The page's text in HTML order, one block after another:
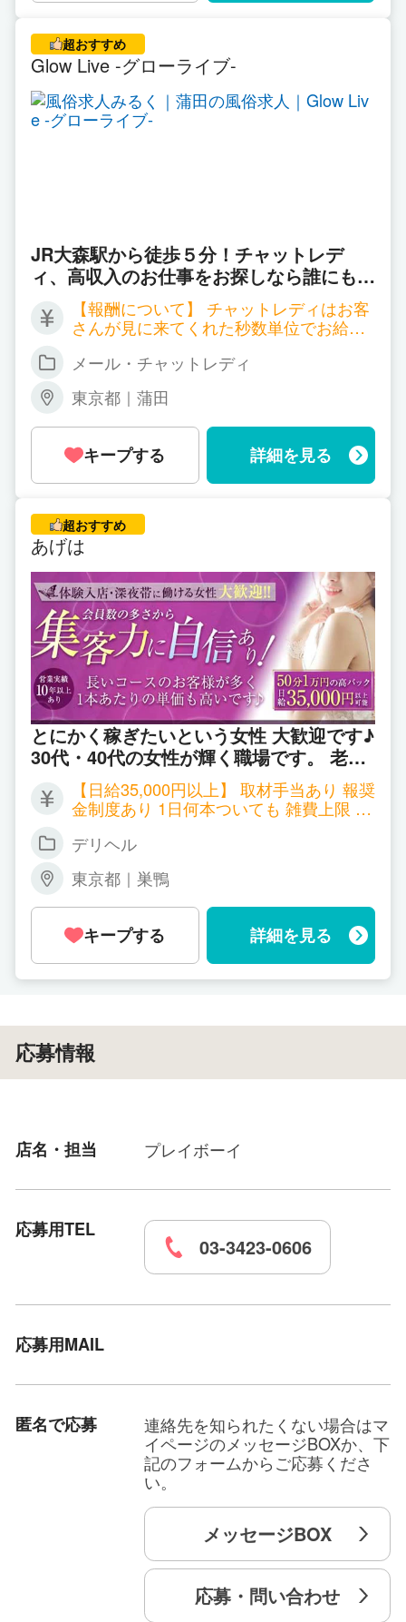
超おすすめ
Glow Live -グローライブ-
JR大森駅から徒歩５分！チャットレデ
ィ、高収入のお仕事をお探しなら誰にもバ
レずにはじめられる！ ルーム通勤/自宅ど
ちらも対応致します。高収入バイトで充実
のプライベート♪
【報酬について】 チャットレディはお客
さんが見に来てくれた秒数単位でお給料
に報酬も違ってくるのですが、以下一例
となります。 ▼双方向チャット 時給 2,
700円～7,200円 ▼ツーショットチャット
時給 2,700円～4,500円 ▼パーティーチ
ャット 時給 1,800円～（＊一人のお客
様と話する場合） 同時に会話するお客様
が増えれば増える程、時給ＵＰ！ 平均で
通にいらっしゃいます！ 詳しくはお気軽
にお問い合わせください。
メール・チャットレディ
東京都｜蒲田
キープする 詳細を見る
超おすすめ
あげは
とにかく稼ぎたいという女性 大歓迎です♪
30代・40代の女性が輝く職場です。 老舗
会員制のお店で 圧倒的なお客様の数に 驚
かれること必至です♪
【日給35,000円以上】 取材手当あり 報奨
金制度あり 1日何本ついても 雑費上限 1,
デリヘル
東京都｜巣鴨
キープする 詳細を見る
応募情報
店名・担当 プレイボーイ
応募用TEL
03-3423-0606
応募用MAIL
匿名で応募
連絡先を知られたくない場合はマ
イページのメッセージBOXか、下
記のフォームからご応募くださ
い。
メッセージBOX
応募・問い合わせ